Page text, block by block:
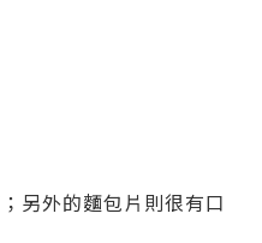
另外的麵包片則很有口